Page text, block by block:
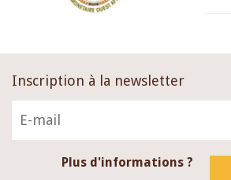
Inscription à la newsletter
Plus d'informations ?